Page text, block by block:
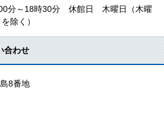
分～18時30分 休館日 木曜日（木曜
除く）
合わせ
8番地